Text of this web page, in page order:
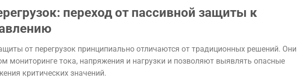
переход от пассивной защиты к
от перегрузок принципиально отличаются от традиционных решений. Они
мониторинге тока, напряжения и нагрузки и позволяют выявлять опасные
критических значений.